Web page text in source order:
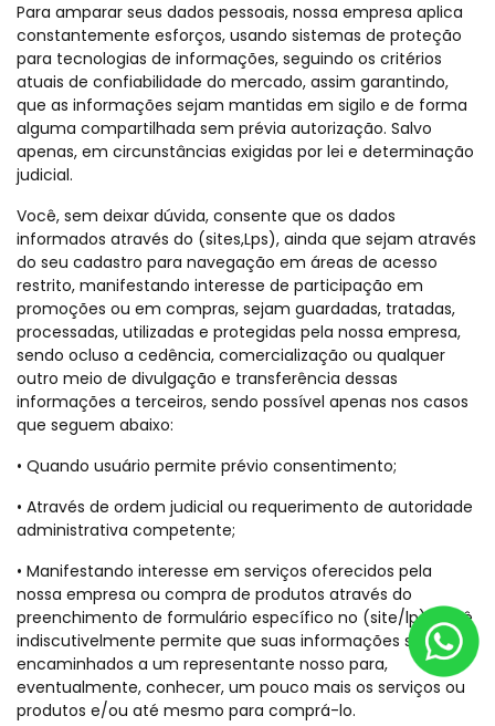
Para amparar seus dados pessoais, nossa empresa aplica
constantemente esforços, usando sistemas de proteção
para tecnologias de informações, seguindo os critérios
atuais de confiabilidade do mercado, assim garantindo,
que as informações sejam mantidas em sigilo e de forma
alguma compartilhada sem prévia autorização. Salvo
apenas, em circunstâncias exigidas por lei e determinação
judicial.
Você, sem deixar dúvida, consente que os dados
informados através do (sites,Lps), ainda que sejam através
do seu cadastro para navegação em áreas de acesso
restrito, manifestando interesse de participação em
promoções ou em compras, sejam guardadas, tratadas,
processadas, utilizadas e protegidas pela nossa empresa,
sendo ocluso a cedência, comercialização ou qualquer
outro meio de divulgação e transferência dessas
informações a terceiros, sendo possível apenas nos casos
que seguem abaixo:
• Quando usuário permite prévio consentimento;
• Através de ordem judicial ou requerimento de autoridade
administrativa competente;
• Manifestando interesse em serviços oferecidos pela
nossa empresa ou compra de produtos através do
preenchimento de formulário específico no (site/lp), você
indiscutivelmente permite que suas informações sejam
encaminhados a um representante nosso para,
eventualmente, conhecer, um pouco mais os serviços ou
produtos e/ou até mesmo para comprá-lo.